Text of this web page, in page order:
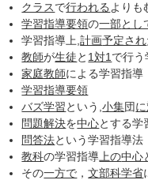
クラスで行われる よりも
学習指導要領の一部とし
学習指導上,計画予定され
教師が生徒と 1対1 で行う
家庭教師による学習指導
学習指導要領
バズ学習という,小集団
問題解決を中心とする学
問答法という学習指導法
教科の学習指導 上の中心
その一方で ，文部科学省